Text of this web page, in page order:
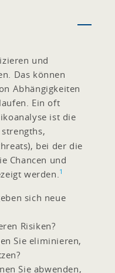
und
Das können
Abhängigkeiten
Ein oft
ist die
bei der die
Chancen und
werden.1
sich neue
Risiken?
Sie eliminieren,
Sie abwenden,